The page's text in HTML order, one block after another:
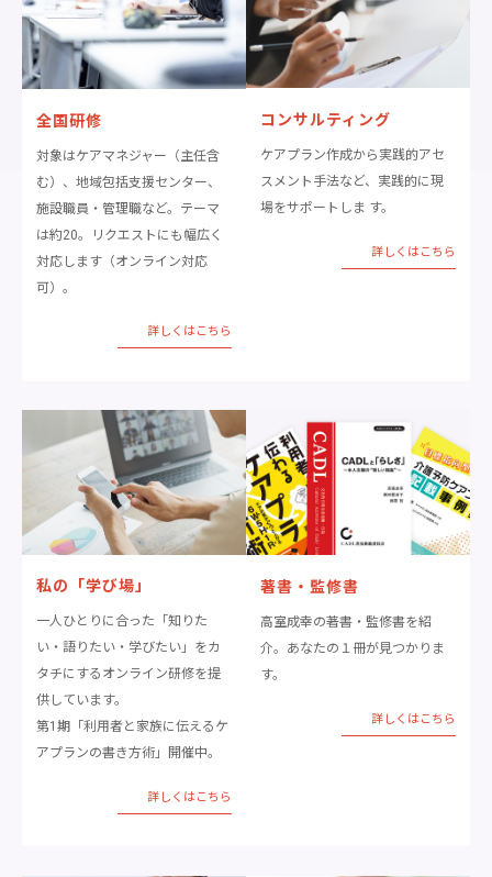
全国研修
対象はケアマネジャー（主任含
む）、地域包括支援センター、
施設職員・管理職など。テーマ
は約20。リクエストにも幅広く
対応します（オンライン対応
可）。
詳しくはこちら
コンサルティング
ケアプラン作成から実践的アセ
スメント手法など、実践的に現
場をサポートしま す。
詳しくはこちら
私の「学び場」
一人ひとりに合った「知りた
い・語りたい・学びたい」をカ
タチにするオンライン研修を提
供しています。
第1期「利用者と家族に伝えるケ
アプランの書き方術」開催中。
詳しくはこちら
著書・監修書
高室成幸の著書・監修書を紹
介。あなたの１冊が見つかりま
す。
詳しくはこちら